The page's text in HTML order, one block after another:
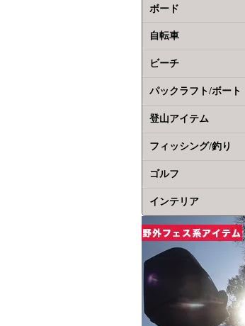
ボード
自転車
ビーチ
パックラフト/ボート
登山アイテム
フィッシング/釣り
ゴルフ
インテリア